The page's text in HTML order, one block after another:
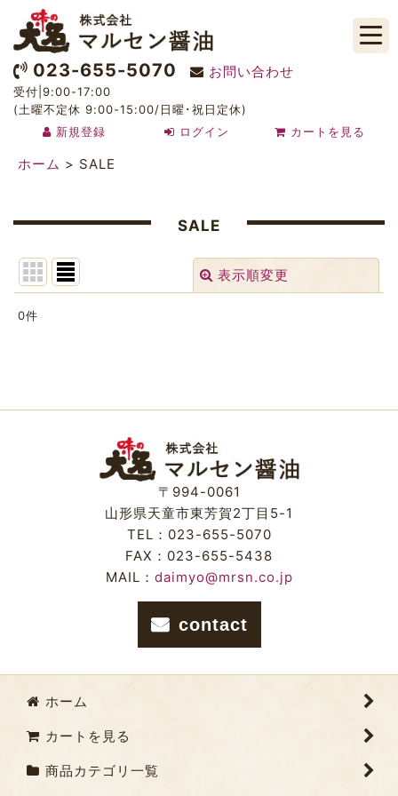
023-655-5070 お問い合わせ
受付|9:00-17:00
(土曜不定休 9:00-15:00/日曜･祝日定休)
新規登録
ログイン カートを見る
ホーム > SALE
SALE
表示順変更
表示数
0件
〒994-0061
山形県天童市東芳賀2丁目5-1
TEL：023-655-5070
FAX：023-655-5438
MAIL： daimyo@mrsn.co.jp
contact
ホーム
カートを見る
商品カテゴリ一覧